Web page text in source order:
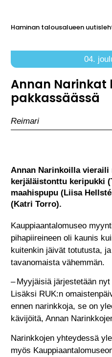
Haminan talousalueen
04.
Annan Narinkat
pakkassäässä
Reimari
Annan Narinkoilla vieraili
kerjäläistonttu keripukki
maahispupu (Liisa
(Katri Torro).
Kauppiaantalomuseo
pihapiireineen oli kaunis
kuitenkin jäivät totutusta,
tavanomaista vähemmän.
– Myyjäisiä järjestetään
Lisäksi RUK:n
ennen narinkkoja, se on
kävijöitä, Annan
Narinkkojen yhteydessä
myös